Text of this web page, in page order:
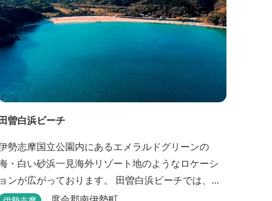
曽白浜ビーチ
勢志摩国立公園内にあるエメラルドグリーンの
・白い砂浜一見海外リゾート地のようなロケーシ
ョンが広がっております。 田曽白浜ビーチでは、オ
ャレなcafeでT-BONEステーキが食べられる。 又、